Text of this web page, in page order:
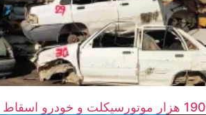
190 هزار موتورسیکلت و خودرو اسقاط شد